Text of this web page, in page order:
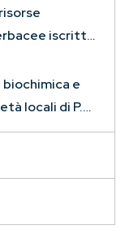
iscritte
e
locali di P.
della Valle